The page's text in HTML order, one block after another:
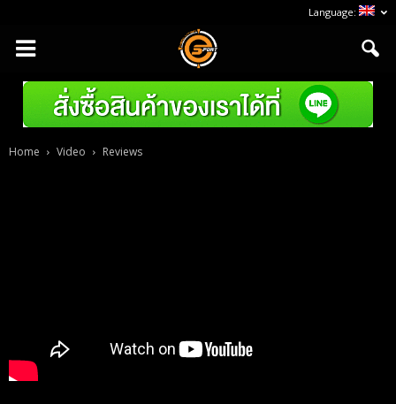
Language:
Home Video Reviews